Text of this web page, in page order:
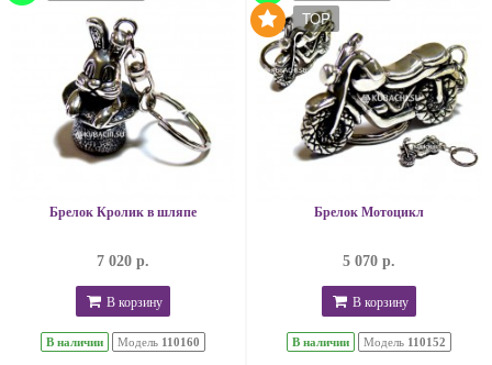
Брелок Кролик в шляпе
7 020 р.
В корзину
В наличии Модель 110160
TOP
Брелок Мотоцикл
5 070 р.
В корзину
В наличии Модель 110152